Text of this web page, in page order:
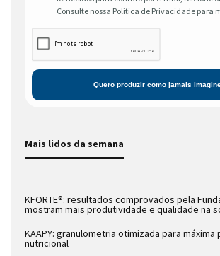
Consulte nossa Política de Privacidade para
Mais lidos da semana
KFORTE®: resultados comprovados pela
mostram mais produtividade e qualidade na
KAAPY: granulometria otimizada para
nutricional